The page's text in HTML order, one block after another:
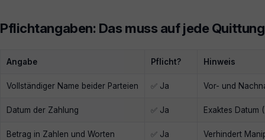
Pflichtangaben: Das muss auf jede Quittung
Angabe Pflicht? Hinweis
Vollständiger Name beider Parteien ✅ Ja Vor- und
Datum der Zahlung ✅ Ja Exaktes Datum
Betrag in Zahlen und Worten ✅ Ja Verhindert